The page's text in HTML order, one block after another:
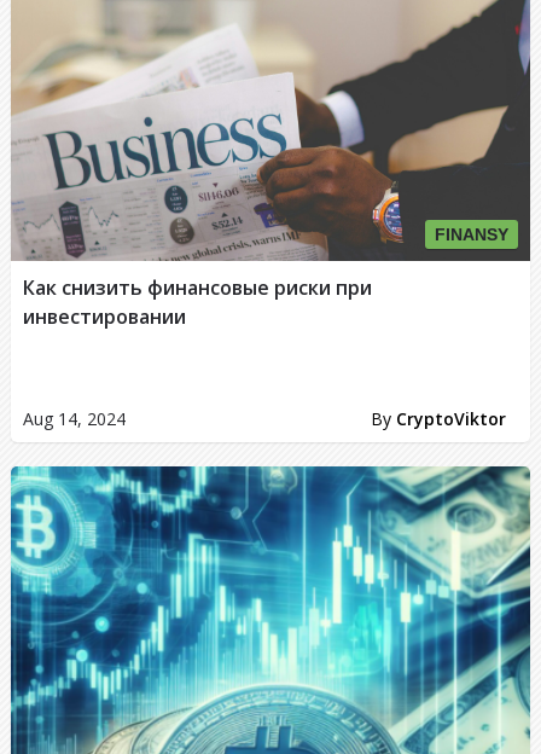
FINANSY
Aug 14, 2024 By CryptoViktor
Как снизить финансовые риски при
инвестировании